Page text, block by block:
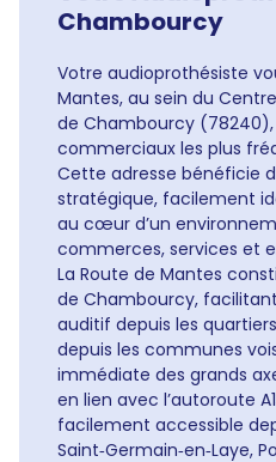
Chambourcy
Votre audioprothésiste
Mantes, au sein du
de Chambourcy (78240),
commerciaux les plus
Cette adresse bénéficie
stratégique, facilement
au cœur d’un
commerces, services et
La Route de Mantes
de Chambourcy,
auditif depuis les
depuis les communes
immédiate des grands
en lien avec l’autoroute
facilement accessible
Saint‑Germain‑en‑Laye,